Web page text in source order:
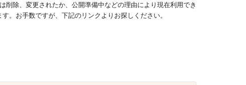
削除、変更されたか、公開準備中などの理由により現在利用でき
。お手数ですが、下記のリンクよりお探しください。